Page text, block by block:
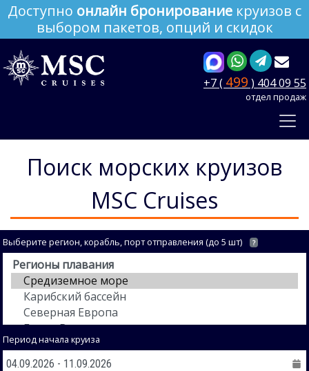
Доступно онлайн бронирование круизов с
выбором пакетов, опций и скидок
+7 ( 499 ) 404 09 55
отдел продаж
Поиск морских круизов
MSC Cruises
Выберите регион, корабль, порт отправления (до 5 шт) ?
Период начала круиза